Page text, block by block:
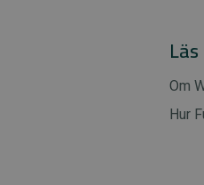
Om
Hur